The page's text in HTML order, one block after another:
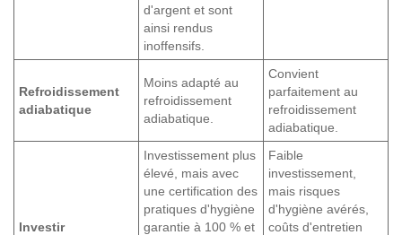
d'argent et sont
ainsi rendus
inoffensifs.
Refroidissement
adiabatique
Moins adapté au
refroidissement
adiabatique.
Convient
parfaitement au
refroidissement
adiabatique.
Investir
Investissement plus
élevé, mais avec
une certification des
pratiques d'hygiène
garantie à 100 % et
Faible
investissement,
mais risques
d'hygiène avérés,
coûts d'entretien